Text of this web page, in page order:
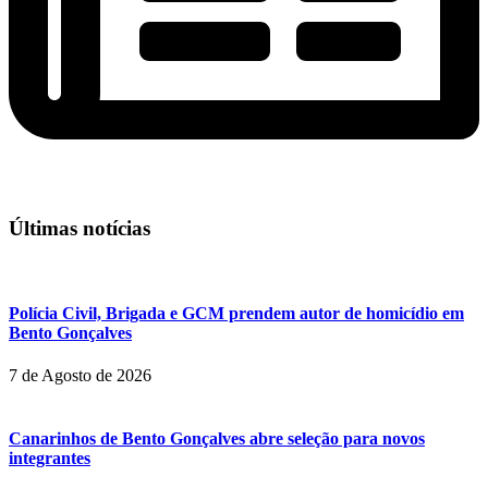
Últimas notícias
Polícia Civil, Brigada e GCM prendem autor de homicídio em
Bento Gonçalves
7 de Agosto de 2026
Canarinhos de Bento Gonçalves abre seleção para novos
integrantes